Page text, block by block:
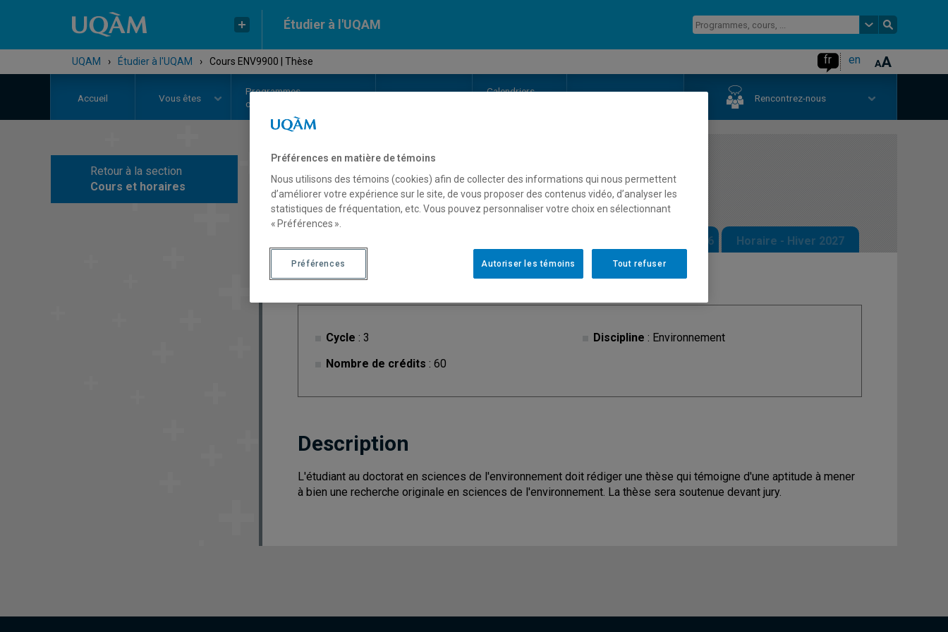
Étudier à l'UQAM
UQAM › Étudier à l'UQAM › Cours ENV9900 | Thèse fr en
Accueil Vous êtes
Programmes,
cours et admission
Calendriers
Rencontrez-nous
Retour à la section
Cours et horaires
COURS// ENV9900-Thèse
Horaire - Automne 2026 Horaire - Hiver 2027
Cycle : 3
Nombre de crédits : 60
Discipline : Environnement
Description
L'étudiant au doctorat en sciences de l'environnement doit rédiger une thèse qui témoigne d'une aptitude à mener
à bien une recherche originale en sciences de l'environnement. La thèse sera soutenue devant jury.
Préférences en matière de témoins
Nous utilisons des témoins (cookies) afin de collecter des informations qui nous permettent
d’améliorer votre expérience sur le site, de vous proposer des contenus vidéo, d’analyser les
statistiques de fréquentation, etc. Vous pouvez personnaliser votre choix en sélectionnant
« Préférences ».
Tout refuser
Autoriser les témoins
Préférences